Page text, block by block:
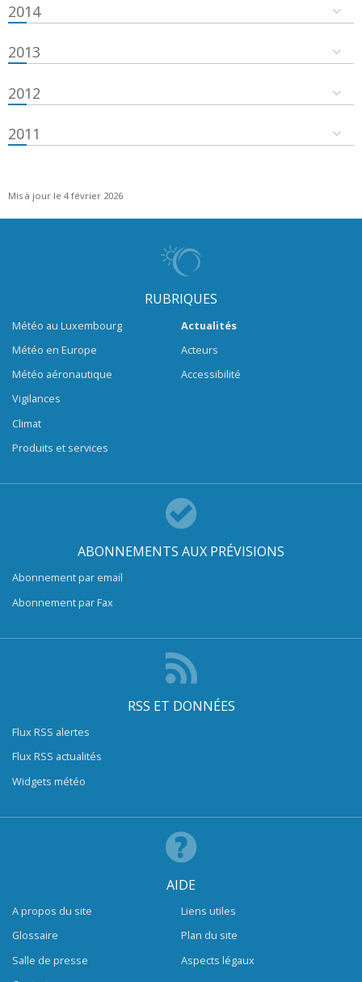
2014
2013
2012
2011
Mis à jour le 4 février 2026
RUBRIQUES
Météo au Luxembourg
Météo en Europe
Météo aéronautique
Vigilances
Climat
Produits et services
Actualités
Acteurs
Accessibilité
ABONNEMENTS AUX PRÉVISIONS
Abonnement par email
Abonnement par Fax
RSS ET DONNÉES
Flux RSS alertes
Flux RSS actualités
Widgets météo
AIDE
A propos du site
Glossaire
Salle de presse
Liens utiles
Plan du site
Aspects légaux